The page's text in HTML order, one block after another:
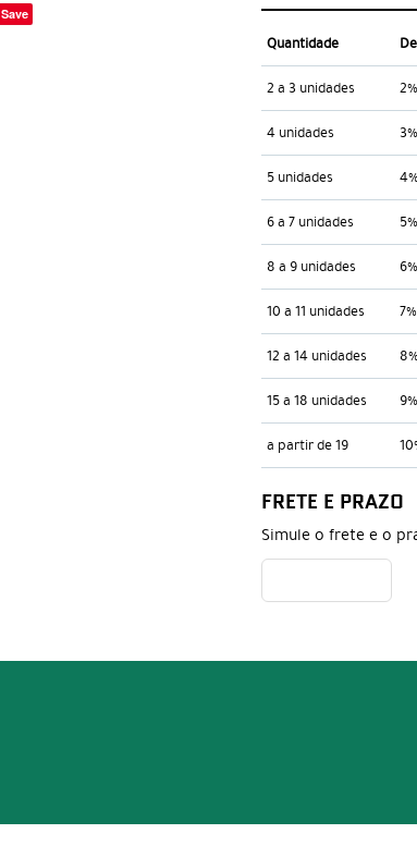
Save
Quantidade
2 a 3 unidades 2%
4 unidades 3%
5 unidades 4%
6 a 7 unidades 5%
8 a 9 unidades 6%
10 a 11 unidades 7%
12 a 14 unidades 8%
15 a 18 unidades 9%
a partir de 19
FRETE E PRAZO
Simule o frete e o